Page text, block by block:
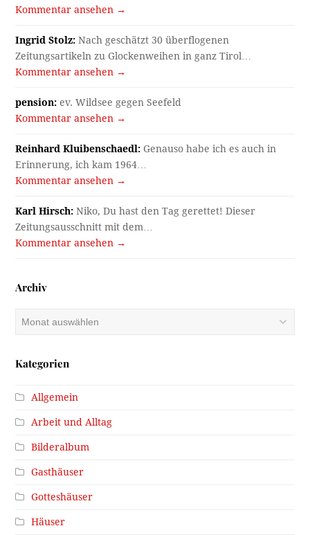
Kommentar ansehen →
Ingrid Stolz: Nach geschätzt 30 überflogenen
Zeitungsartikeln zu Glockenweihen in ganz Tirol…
Kommentar ansehen →
pension: ev. Wildsee gegen Seefeld
Kommentar ansehen →
Reinhard Kluibenschaedl: Genauso habe ich es auch in
Erinnerung, ich kam 1964…
Kommentar ansehen →
Karl Hirsch: Niko, Du hast den Tag gerettet! Dieser
Zeitungsausschnitt mit dem…
Kommentar ansehen →
Archiv
Kategorien
Allgemein
Arbeit und Alltag
Bilderalbum
Gasthäuser
Gotteshäuser
Häuser